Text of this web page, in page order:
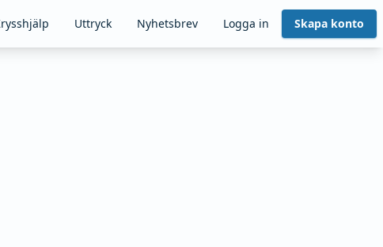
Uttryck Nyhetsbrev Logga in Skapa konto